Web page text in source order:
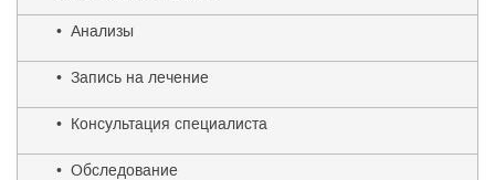
• Анализы
• Запись на лечение
• Консультация специалиста
• Обследование